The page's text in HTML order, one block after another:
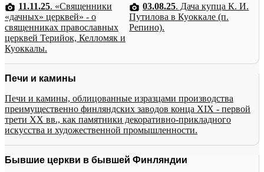
11.11.25. «Священники
«дачных» церквей» - о
священниках православных
церквей Терийок, Келломяк и
Куоккалы.
03.08.25. Дача купца К. И.
Путилова в Куоккале (п.
Репино).
Печи и камины
Печи и камины, облицованные изразцами производства
преимущественно финляндских заводов конца XIX - первой
трети XX вв., как памятники декоративно-прикладного
искусства и художественной промышленности.
Бывшие церкви в бывшей Финляндии